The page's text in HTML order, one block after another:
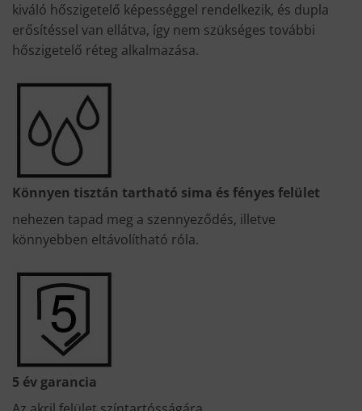
kiváló hőszigetelő képességgel rendelkezik, és dupla
erősítéssel van ellátva, így nem szükséges további
hőszigetelő réteg alkalmazása.
Könnyen tisztán tartható sima és fényes felület
nehezen tapad meg a szennyeződés, illetve
könnyebben eltávolítható róla.
5 év garancia